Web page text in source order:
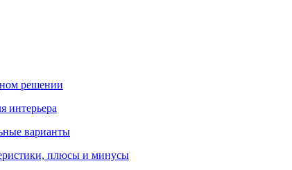
решении
интерьера
варианты
плюсы и минусы